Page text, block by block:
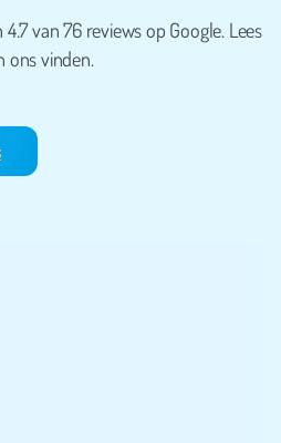
van 76 reviews op Google. Lees
ons vinden.